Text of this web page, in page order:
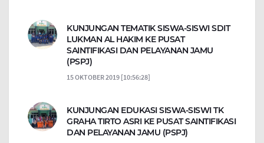
KUNJUNGAN TEMATIK SISWA-SISWI SDIT
LUKMAN AL HAKIM KE PUSAT
SAINTIFIKASI DAN PELAYANAN JAMU
(PSPJ)
15 OKTOBER 2019 [10:56:28]
KUNJUNGAN EDUKASI SISWA-SISWI TK
GRAHA TIRTO ASRI KE PUSAT SAINTIFIKASI
DAN PELAYANAN JAMU (PSPJ)